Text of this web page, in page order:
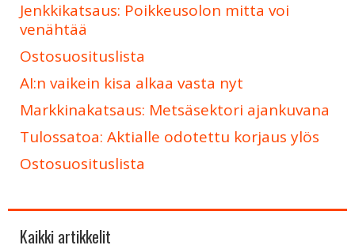
Jenkkikatsaus: Poikkeusolon mitta voi
venähtää
Ostosuosituslista
AI:n vaikein kisa alkaa vasta nyt
Markkinakatsaus: Metsäsektori ajankuvana
Tulossatoa: Aktialle odotettu korjaus ylös
Ostosuosituslista
Kaikki artikkelit